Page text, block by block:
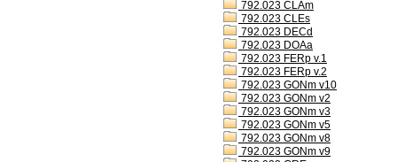
792.023 CLAm
792.023 CLEs
792.023 DECd
792.023 DOAa
792.023 FERp v.1
792.023 FERp v.2
792.023 GONm v10
792.023 GONm v2
792.023 GONm v3
792.023 GONm v5
792.023 GONm v8
792.023 GONm v9